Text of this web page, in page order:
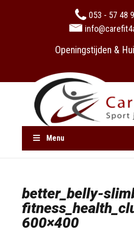
053 - 57 48
Openingstijden &
Menu
better_belly-
600×400